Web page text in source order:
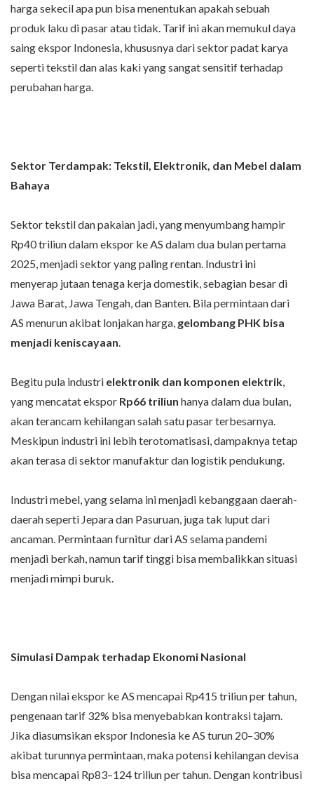
harga sekecil apa pun bisa menentukan apakah sebuah
produk laku di pasar atau tidak. Tarif ini akan memukul daya
saing ekspor Indonesia, khususnya dari sektor padat karya
seperti tekstil dan alas kaki yang sangat sensitif terhadap
perubahan harga.
Sektor Terdampak: Tekstil, Elektronik, dan Mebel dalam
Bahaya
Sektor tekstil dan pakaian jadi, yang menyumbang hampir
Rp40 triliun dalam ekspor ke AS dalam dua bulan pertama
2025, menjadi sektor yang paling rentan. Industri ini
menyerap jutaan tenaga kerja domestik, sebagian besar di
Jawa Barat, Jawa Tengah, dan Banten. Bila permintaan dari
AS menurun akibat lonjakan harga, gelombang PHK bisa
menjadi keniscayaan.
Begitu pula industri elektronik dan komponen elektrik,
yang mencatat ekspor Rp66 triliun hanya dalam dua bulan,
akan terancam kehilangan salah satu pasar terbesarnya.
Meskipun industri ini lebih terotomatisasi, dampaknya tetap
akan terasa di sektor manufaktur dan logistik pendukung.
Industri mebel, yang selama ini menjadi kebanggaan daerah-
daerah seperti Jepara dan Pasuruan, juga tak luput dari
ancaman. Permintaan furnitur dari AS selama pandemi
menjadi berkah, namun tarif tinggi bisa membalikkan situasi
menjadi mimpi buruk.
Simulasi Dampak terhadap Ekonomi Nasional
Dengan nilai ekspor ke AS mencapai Rp415 triliun per tahun,
pengenaan tarif 32% bisa menyebabkan kontraksi tajam.
Jika diasumsikan ekspor Indonesia ke AS turun 20–30%
akibat turunnya permintaan, maka potensi kehilangan devisa
bisa mencapai Rp83–124 triliun per tahun. Dengan kontribusi